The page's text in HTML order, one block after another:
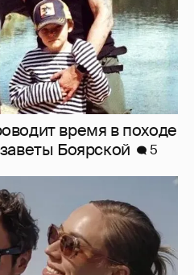
Павел
подозревает в
из близкого